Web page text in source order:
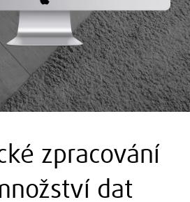
zpracování
dat